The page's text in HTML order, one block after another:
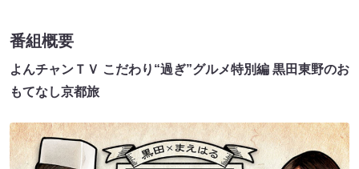
番組概要
よんチャンＴＶ こだわり“過ぎ”グルメ特別編 黒田東野のお
もてなし京都旅